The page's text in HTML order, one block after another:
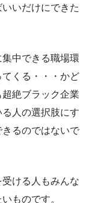
いだけにできた
中できる職場環
くる・・・かど
絶ブラック企業
人の選択肢にす
るのではないで
ける人もみんな
ものです。